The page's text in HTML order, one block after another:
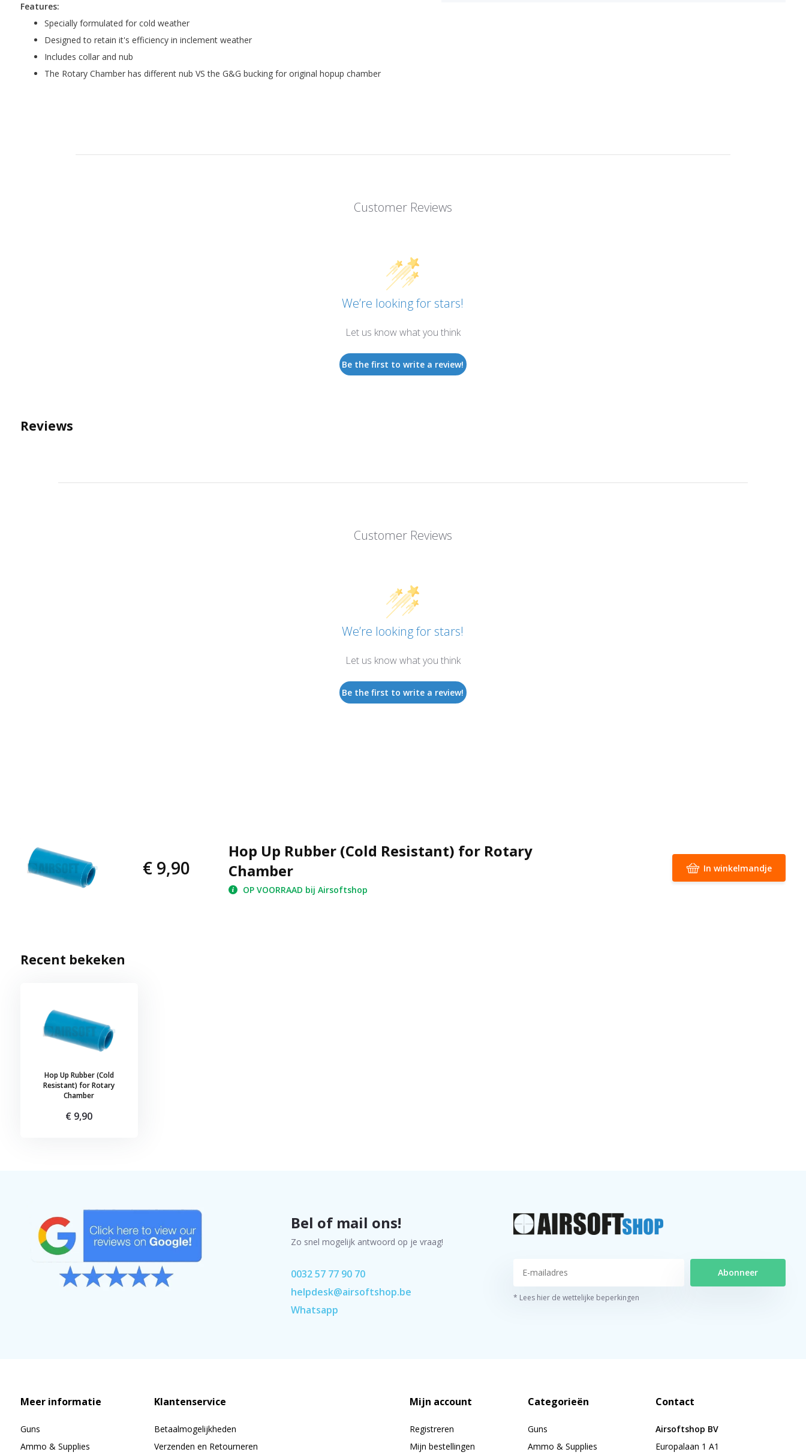
Features:
Specially formulated for cold weather
Designed to retain it's efficiency in inclement weather
Includes collar and nub
The Rotary Chamber has different nub VS the G&G bucking for original hopup chamber
Customer Reviews
We’re looking for stars!
Let us know what you think
Be the first to write a review!
Reviews
Customer Reviews
We’re looking for stars!
Let us know what you think
Be the first to write a review!
€ 9,90
Hop Up Rubber (Cold Resistant) for Rotary
Chamber
OP VOORRAAD bij Airsoftshop
In winkelmandje
Recent bekeken
Hop Up Rubber (Cold
Resistant) for Rotary
Chamber
€ 9,90
Bel of mail ons!
Zo snel mogelijk antwoord op je vraag!
0032 57 77 90 70
helpdesk@airsoftshop.be
Whatsapp
Abonneer
* Lees hier de wettelijke beperkingen
Meer informatie
Guns
Ammo & Supplies
Klantenservice
Betaalmogelijkheden
Verzenden en Retourneren
Mijn account
Registreren
Mijn bestellingen
Categorieën
Guns
Ammo & Supplies
Contact
Airsoftshop BV
Europalaan 1 A1